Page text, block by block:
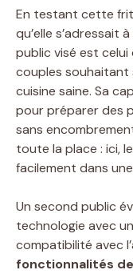
En testant cette
qu’elle s’adressait
public visé est
couples souhaitant
cuisine saine. Sa
pour préparer des
sans
toute la place : ici,
facilement dans
Un second public
technologie avec
compatibilité avec
fonctionnalités